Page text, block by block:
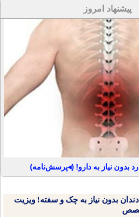
پیشنهاد امروز
بدون نیاز به دارو! (◂پرسش‌نامه)
بدون نیاز به چک و سفته! ویزیت